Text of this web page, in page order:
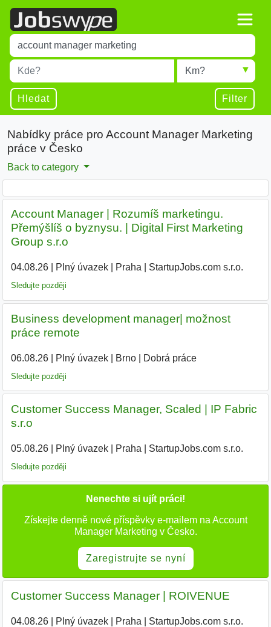
Title
Type 1 or more characters for results.
Místo
Type 1 or more characters for results.
Radius
Hledat Filter
Nabídky práce pro Account Manager Marketing
práce v Česko
Back to category
Account Manager | Rozumíš marketingu.
Přemýšlíš o byznysu. | Digital First Marketing
Group s.r.o
04.08.26| Plný úvazek| Praha StartupJobs.com s.r.o.
Sledujte později
Business development manager| možnost
práce remote
06.08.26| Plný úvazek| Brno| Dobrá práce
Sledujte později
Customer Success Manager, Scaled | IP Fabric
s.r.o
05.08.26| Plný úvazek| Praha StartupJobs.com s.r.o.
Sledujte později
Nenechte si ujít práci!
Získejte denně nové příspěvky e-mailem na Account
Manager Marketing v Česko.
Zaregistrujte se nyní
Customer Success Manager | ROIVENUE
04.08.26| Plný úvazek| Praha StartupJobs.com s.r.o.